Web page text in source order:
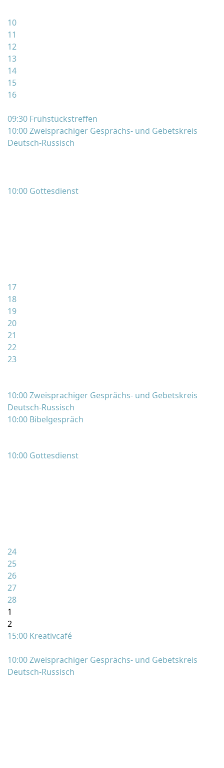
10
11
12
13
14
15
16
09:30 Frühstückstreffen
10:00 Zweisprachiger Gesprächs- und Gebetskreis
Deutsch-Russisch
10:00 Gottesdienst
17
18
19
20
21
22
23
10:00 Zweisprachiger Gesprächs- und Gebetskreis
Deutsch-Russisch
10:00 Bibelgespräch
10:00 Gottesdienst
24
25
26
27
28
1
2
15:00 Kreativcafé
10:00 Zweisprachiger Gesprächs- und Gebetskreis
Deutsch-Russisch